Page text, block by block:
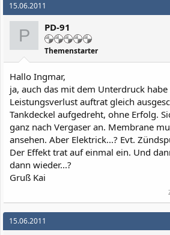
15.06.2011
P PD-91
Themenstarter
Hallo Ingmar,
ja, auch das mit dem Unterdruck
Leistungsverlust auftrat gleich
Tankdeckel aufgedreht, ohne Erfolg.
ganz nach Vergaser an. Membrane
ansehen. Aber Elektrick...? Evt.
Der Effekt trat auf einmal ein. Und
dann wieder...?
Gruß Kai
15.06.2011